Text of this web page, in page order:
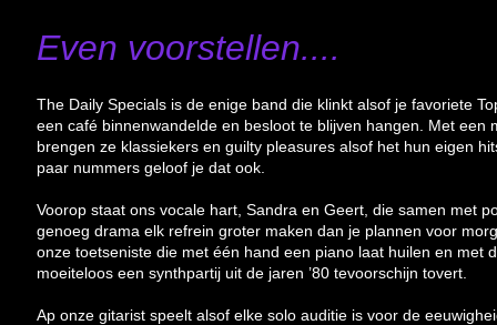
Even voorstellen....
The Daily Specials is de enige band die klinkt alsof je favoriete
een café binnenwandelde en besloot te blijven hangen. Met een
brengen ze klassiekers en guilty pleasures alsof het hun eigen
paar nummers geloof je dat ook.
Voorop staat ons vocale hart, Sandra en Geert, die samen met
genoeg drama elk refrein groter maken dan je plannen voor
onze toetseniste die met één hand een piano laat huilen en met
moeiteloos een synthpartij uit de jaren ’80 tevoorschijn tovert.
Ap onze gitarist speelt alsof elke solo auditie is voor de